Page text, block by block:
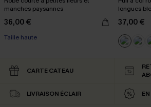
manches paysannes
36,00 €
Taille haute
longues
37,00 €
CARTE CATEAU
LIVRAISON ÉCLAIR